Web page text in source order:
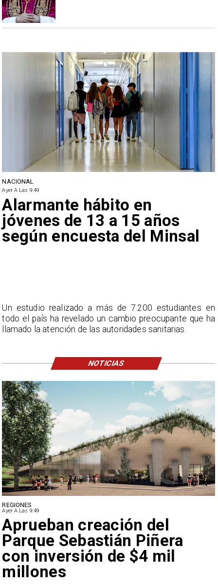
DEPORTES
Ayer A Las 9:49
Claudio Bravo baja la
euforia sobre fichaje de
Vozinha
NACIONAL
Ayer A Las 9:49
Alarmante hábito en
jóvenes de 13 a 15 años
según encuesta del Minsal
Un estudio realizado a más de 7.200 estudiantes en
todo el país ha revelado un cambio preocupante que ha
llamado la atención de las autoridades sanitarias.
NOTICIAS